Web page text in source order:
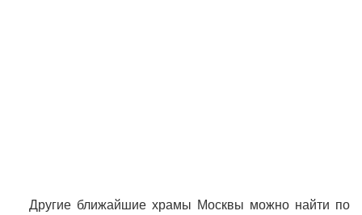
Другие ближайшие храмы Москвы можно найти по